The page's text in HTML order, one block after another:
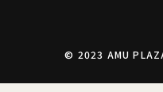
© 2023 AMU